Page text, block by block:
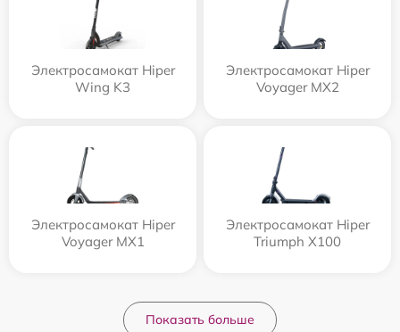
Электросамокат Hiper
Wing K3
Электросамокат Hiper
Voyager MX2
Электросамокат Hiper
Voyager MX1
Электросамокат Hiper
Triumph X100
Показать больше